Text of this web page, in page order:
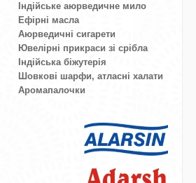
Індійське аюрведичне мило
Ефірні масла
Аюрведичні сигарети
Ювелірні прикраси зі срібла
Індійська біжутерія
Шовкові шарфи, атласні халати
Аромапалочки